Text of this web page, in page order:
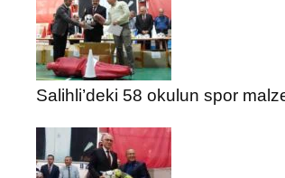
Salihli’deki 58 okulun spor